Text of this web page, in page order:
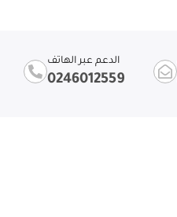
الدعم عبر الهاتف
0246012559